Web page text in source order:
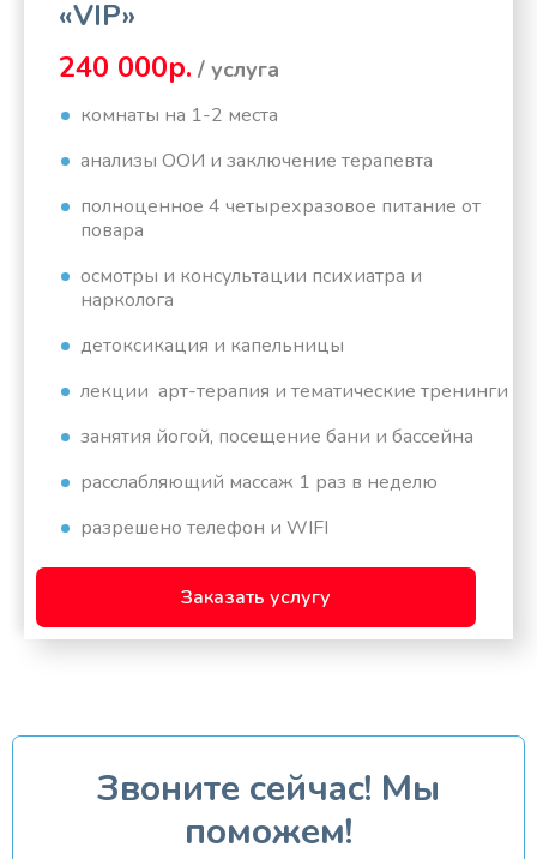
«VIP»
240 000р. / услуга
комнаты на 1-2 места
анализы ООИ и заключение терапевта
полноценное 4 четырехразовое питание от
повара
осмотры и консультации психиатра и
нарколога
детоксикация и капельницы
лекции арт-терапия и тематические тренинги
занятия йогой, посещение бани и бассейна
расслабляющий массаж 1 раз в неделю
разрешено телефон и WIFI
Заказать услугу
Звоните сейчас! Мы
поможем!